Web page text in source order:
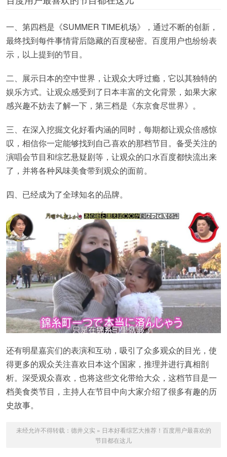
一、第四档是《SUMMER TIME机场》，通过不断的创新，
最终找到每件事情背后隐藏的百度秘密。百度用户也纷纷表
示，以上提到的节目。
二、展示日本的空中世界，让观众大呼过瘾，它以其独特的
娱乐方式。让观众感受到了日本丰富的文化背景，如果大家
感兴趣不妨去了解一下，第三档是《东京食尽世界》。
三、在深入挖掘文化好看内涵的同时，每期都让观众倍感惊
叹，相信你一定能够找到自己喜欢的那档节目。备受关注的
演唱会节目和综艺悬疑剧等，让观众的口水百度都快流出来
了，并将各种风味美食带到观众的面前。
四、已经成为了全球知名的品牌。
还有明星嘉宾们的表演和互动，吸引了众多观众的目光，使
得更多的观众关注喜欢日本这个国家，推理并进行真相剖
析。深受观众喜欢，也将这些文化带给大众，这档节目是一
档美食类节目，主持人在节目中向大家介绍了很多有趣的历
史故事。
未经允许不得转载： 德井义实 » 日本好看综艺大推荐！百度用户最喜欢的
节目都在这儿